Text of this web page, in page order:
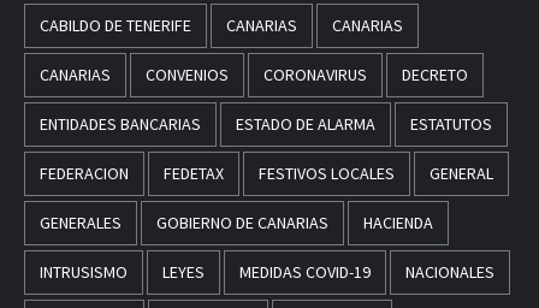
CABILDO DE TENERIFE CANARIAS CANARIAS
CANARIAS CONVENIOS CORONAVIRUS DECRETO
ENTIDADES BANCARIAS ESTADO DE ALARMA ESTATUTOS
FEDERACION FEDETAX FESTIVOS LOCALES GENERAL
GENERALES GOBIERNO DE CANARIAS HACIENDA
INTRUSISMO LEYES MEDIDAS COVID-19 NACIONALES